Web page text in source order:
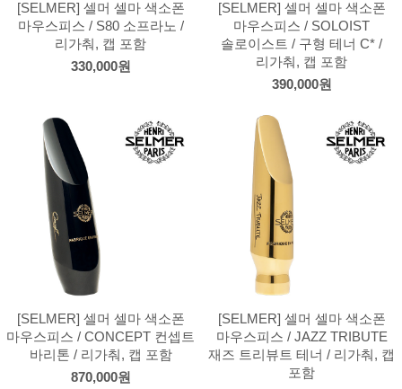
[SELMER] 셀머 셀마 색소폰
마우스피스 / S80 소프라노 /
리가춰, 캡 포함
330,000원
[SELMER] 셀머 셀마 색소폰
마우스피스 / SOLOIST
솔로이스트 / 구형 테너 C* /
리가춰, 캡 포함
390,000원
[SELMER] 셀머 셀마 색소폰
마우스피스 / CONCEPT 컨셉트
바리톤 / 리가춰, 캡 포함
870,000원
[SELMER] 셀머 셀마 색소폰
마우스피스 / JAZZ TRIBUTE
재즈 트리뷰트 테너 / 리가춰, 캡
포함